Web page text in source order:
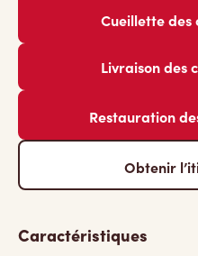
Cueillette des
Livraison des
Restauration
Obtenir
Caractéristiques